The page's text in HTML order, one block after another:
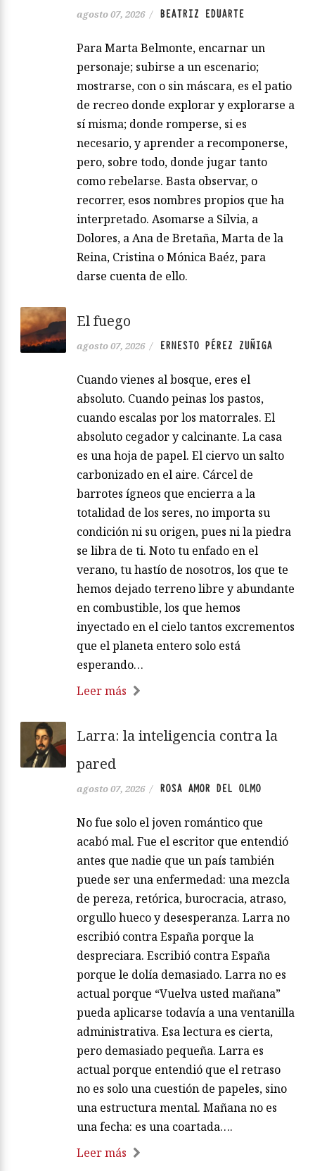
agosto 07, 2026 / BEATRIZ EDUARTE
Para Marta Belmonte, encarnar un
personaje; subirse a un escenario;
mostrarse, con o sin máscara, es el patio
de recreo donde explorar y explorarse a
sí misma; donde romperse, si es
necesario, y aprender a recomponerse,
pero, sobre todo, donde jugar tanto
como rebelarse. Basta observar, o
recorrer, esos nombres propios que ha
interpretado. Asomarse a Silvia, a
Dolores, a Ana de Bretaña, Marta de la
Reina, Cristina o Mónica Baéz, para
darse cuenta de ello.
El fuego
agosto 07, 2026 / ERNESTO PÉREZ ZUÑIGA
Cuando vienes al bosque, eres el
absoluto. Cuando peinas los pastos,
cuando escalas por los matorrales. El
absoluto cegador y calcinante. La casa
es una hoja de papel. El ciervo un salto
carbonizado en el aire. Cárcel de
barrotes ígneos que encierra a la
totalidad de los seres, no importa su
condición ni su origen, pues ni la piedra
se libra de ti. Noto tu enfado en el
verano, tu hastío de nosotros, los que te
hemos dejado terreno libre y abundante
en combustible, los que hemos
inyectado en el cielo tantos excrementos
que el planeta entero solo está
esperando…
Leer más
Larra: la inteligencia contra la
pared
agosto 07, 2026 / ROSA AMOR DEL OLMO
No fue solo el joven romántico que
acabó mal. Fue el escritor que entendió
antes que nadie que un país también
puede ser una enfermedad: una mezcla
de pereza, retórica, burocracia, atraso,
orgullo hueco y desesperanza. Larra no
escribió contra España porque la
despreciara. Escribió contra España
porque le dolía demasiado. Larra no es
actual porque “Vuelva usted mañana”
pueda aplicarse todavía a una ventanilla
administrativa. Esa lectura es cierta,
pero demasiado pequeña. Larra es
actual porque entendió que el retraso
no es solo una cuestión de papeles, sino
una estructura mental. Mañana no es
una fecha: es una coartada….
Leer más